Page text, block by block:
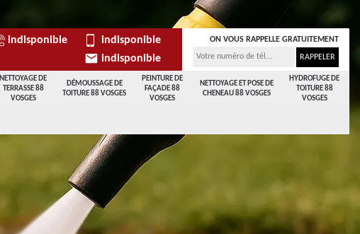
NETTOYAGE DE
TERRASSE 88
VOSGES
DÉMOUSSAGE DE
TOITURE 88 VOSGES
PEINTURE DE
FAÇADE 88
VOSGES
NETTOYAGE ET POSE DE
CHENEAU 88 VOSGES
HYDROFUGE DE
TOITURE 88
VOSGES
indisponible
indisponible
indisponible
ON VOUS RAPPELLE GRATUITEMENT